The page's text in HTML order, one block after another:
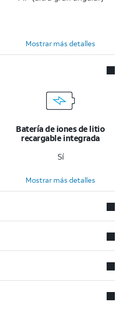
Mostrar más detalles
Batería de iones de litio
recargable integrada
Sí
Mostrar más detalles